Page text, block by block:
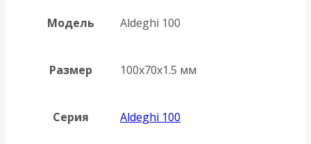
Модель Aldeghi 100
Размер 100х70х1.5 мм
Серия Aldeghi 100